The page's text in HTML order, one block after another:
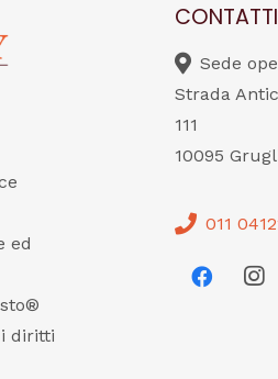
ed
diritti
CONTATTI
Sede
Strada
111
10095
011